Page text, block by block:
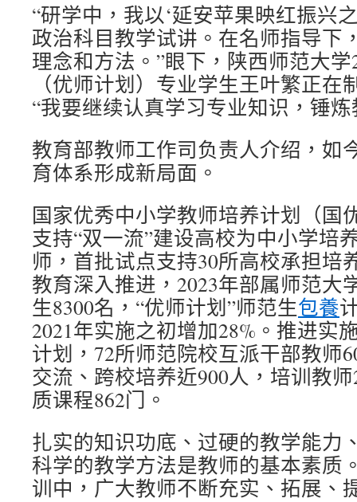
“研学中，我以‘延安苹果映红振兴
政治科目教学试讲。在名师指导下
理念和方法。”眼下，陕西师范大
（优师计划）专业学生王叶繁正在
“我要继续认真学习专业知识，锤
教育部教师工作司负责人介绍，如
育体系形成新局面。
国家优秀中小学教师培养计划（国
支持“双一流”建设高校为中小学培
师，首批试点支持30所高校承担培
教育深入推进，2023年部属师范大
生8300名，“优师计划”师范生包養
2021年实施之初增加28%。推进实
计划，72所师范院校互派干部教师
交流、跨校培养近900人，培训教
质课程862门。
扎实的知识功底、过硬的教学能力
科学的教学方法是教师的基本素质
训中，广大教师不断充实、拓展、